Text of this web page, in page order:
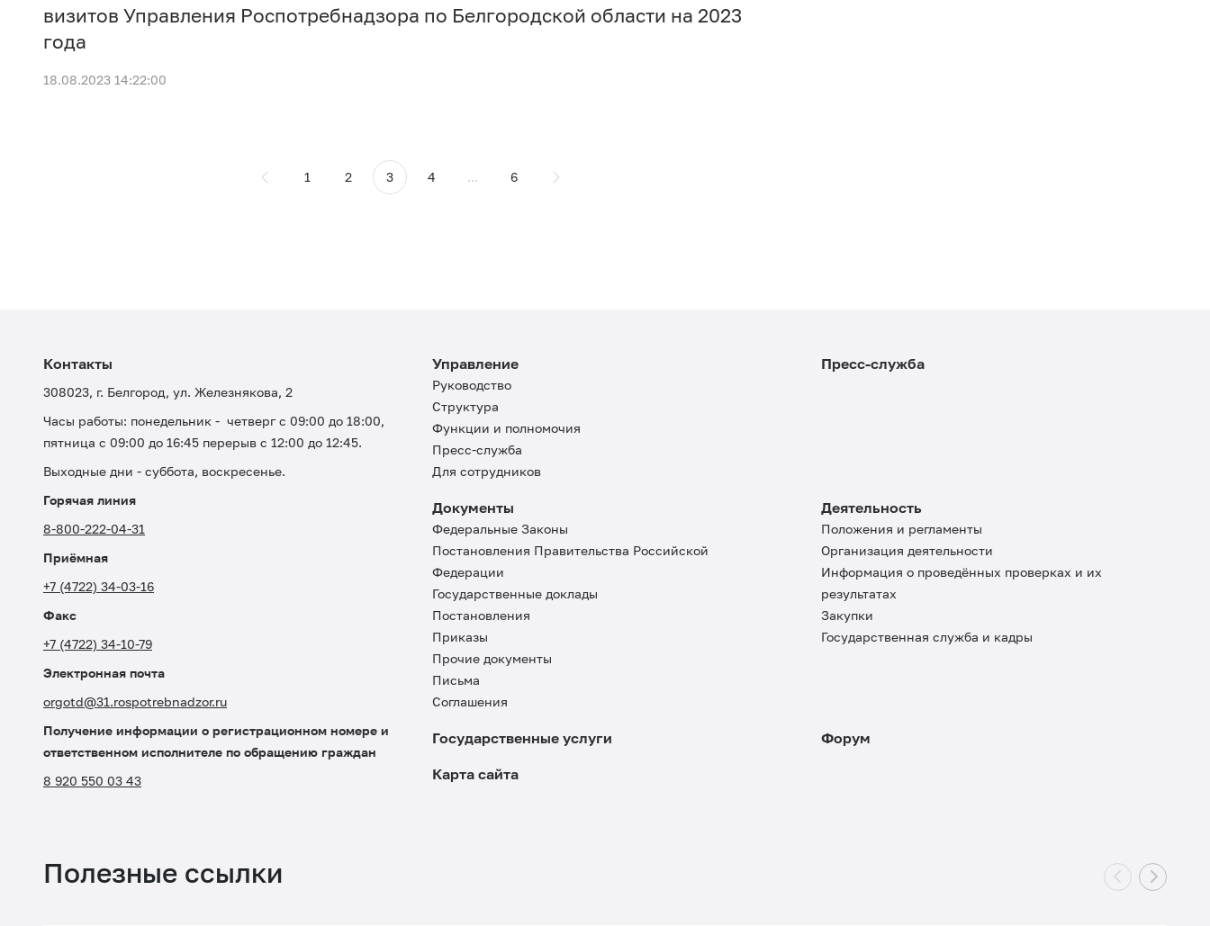
визитов Управления Роспотребнадзора по Белгородской области на 2023
года
18.08.2023 14:22:00
1 2 3 4 ... 6
Контакты
308023, г. Белгород, ул. Железнякова, 2
Часы работы: понедельник - четверг с 09:00 до 18:00,
пятница с 09:00 до 16:45 перерыв с 12:00 до 12:45.
Выходные дни - суббота, воскресенье.
Горячая линия
8-800-222-04-31
Приёмная
+7 (4722) 34-03-16
Факс
+7 (4722) 34-10-79
Электронная почта
orgotd@31.rospotrebnadzor.ru
Получение информации о регистрационном номере и
ответственном исполнителе по обращению граждан
8 920 550 03 43
Управление
Руководство
Структура
Функции и полномочия
Пресс-служба
Для сотрудников
Пресс-служба
Документы
Федеральные Законы
Постановления Правительства Российской
Федерации
Государственные доклады
Постановления
Приказы
Прочие документы
Письма
Соглашения
Деятельность
Положения и регламенты
Организация деятельности
Информация о проведённых проверках и их
результатах
Закупки
Государственная служба и кадры
Государственные услуги
Форум
Карта сайта
Полезные ссылки